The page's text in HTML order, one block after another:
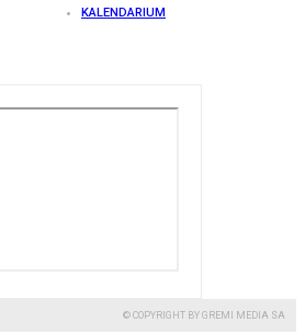
KALENDARIUM
© COPYRIGHT BY GREMI MEDIA SA